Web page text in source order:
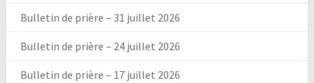
Bulletin de prière – 31 juillet 2026
Bulletin de prière – 24 juillet 2026
Bulletin de prière – 17 juillet 2026